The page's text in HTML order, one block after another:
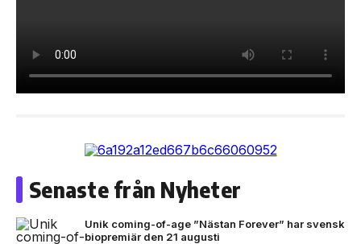
Senaste från Nyheter
Unik coming-of-age ”Nästan Forever” har svensk
biopremiär den 21 augusti